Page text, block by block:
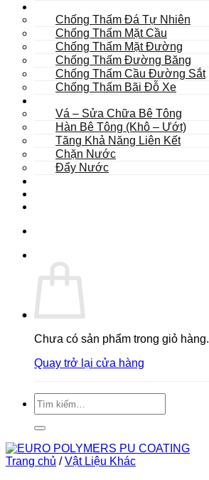
Chống Thấm Đá Tự Nhiên
Chống Thấm Mặt Cầu
Chống Thấm Mặt Đường
Chống Thấm Đường Băng
Chống Thấm Cầu Đường Sắt
Chống Thấm Bãi Đỗ Xe
Vá – Sửa Chữa Bê Tông
Hàn Bê Tông (Khô – Ướt)
Tăng Khả Năng Liên Kết
Chặn Nước
Đẩy Nước
Chưa có sản phẩm trong giỏ hàng.
Quay trở lại cửa hàng
Tìm
kiếm:
Trang chủ / Vật Liệu Khác